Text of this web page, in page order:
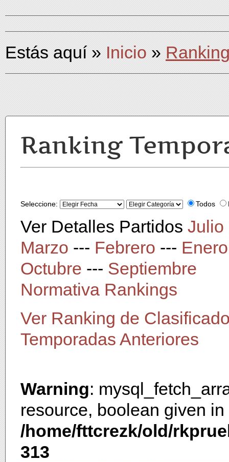
Estás aquí » Inicio »
Ranking
Seleccione: Todos
Ver Detalles Partidos Julio
Marzo --- Febrero --- Enero
Octubre --- Septiembre
Normativa Rankings
Ver Ranking de
Temporadas Anteriores
Warning:
resource, boolean given in
/home/fttcrezk/old/
313